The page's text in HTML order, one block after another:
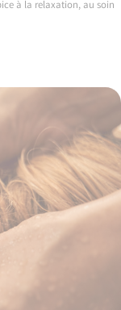
à la relaxation, au soin